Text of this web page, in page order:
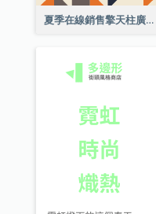
夏季在線銷售擎天柱廣告